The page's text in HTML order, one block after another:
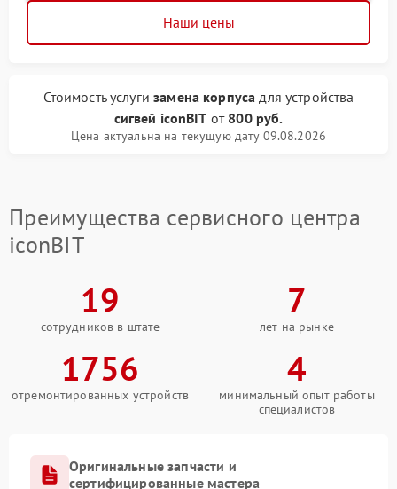
Наши цены
Стоимость услугизамена корпуса для устройства
сигвей iconBIT от 800 руб.
Цена актуальна на текущую дату 09.08.2026
Преимущества сервисного центра
iconBIT
19
сотрудников в штате
7
лет на рынке
1756
отремонтированных устройств
4
минимальный опыт работы
специалистов
Оригинальные запчасти и
сертифицированные мастера